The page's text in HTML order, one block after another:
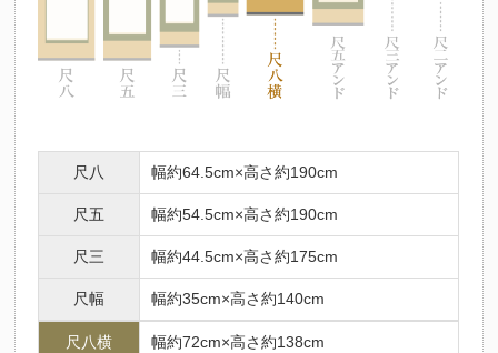
尺八 幅約64.5cm×高さ約190cm
尺五 幅約54.5cm×高さ約190cm
尺三 幅約44.5cm×高さ約175cm
尺幅 幅約35cm×高さ約140cm
尺八横 幅約72cm×高さ約138cm